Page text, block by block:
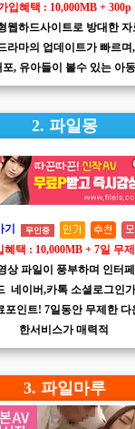
입혜택 : 10,000MB + 300p
웹하드사이트로 방대한 자
라마의 업데이트가 빠르며
, 유아들이 볼수 있는 아
2. 파일몽
무인증
혜택 : 10,000MB + 7일 무
상 파일이 풍부하며 인터
네이버,카톡 소셜로그인
포인트! 7일동안 무제한
한서비스가 매력적
3. 파일마루